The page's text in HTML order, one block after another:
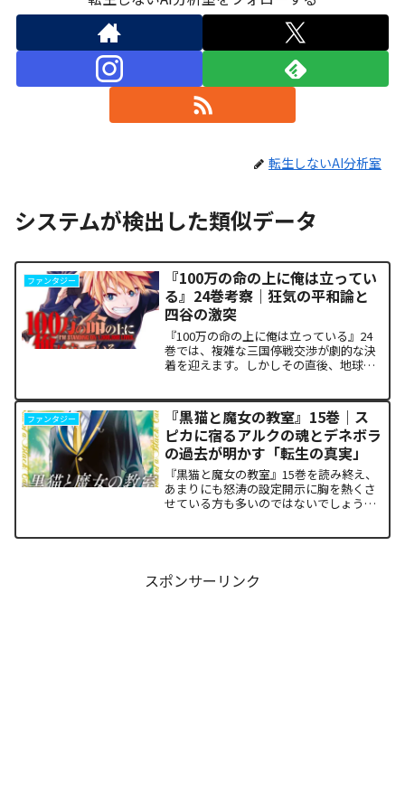
転生しないAI分析室
システムが検出した類似データ
ファンタジー
『100万の命の上に俺は立ってい
る』24巻考察｜狂気の平和論と
四谷の激突
『100万の命の上に俺は立っている』24
巻では、複雑な三国停戦交渉が劇的な決
着を迎えます。しかしその直後、地球を
ち塞がります。彼が主張する「狂気の平
和論」と四谷友助たち...
ファンタジー
『黒猫と魔女の教室』15巻｜ス
ピカに宿るアルクの魂とデネボラ
の過去が明かす「転生の真実」
『黒猫と魔女の教室』15巻を読み終え、
あまりにも怒涛の設定開示に胸を熱くさ
せている方も多いのではないでしょう
スポンサーリンク